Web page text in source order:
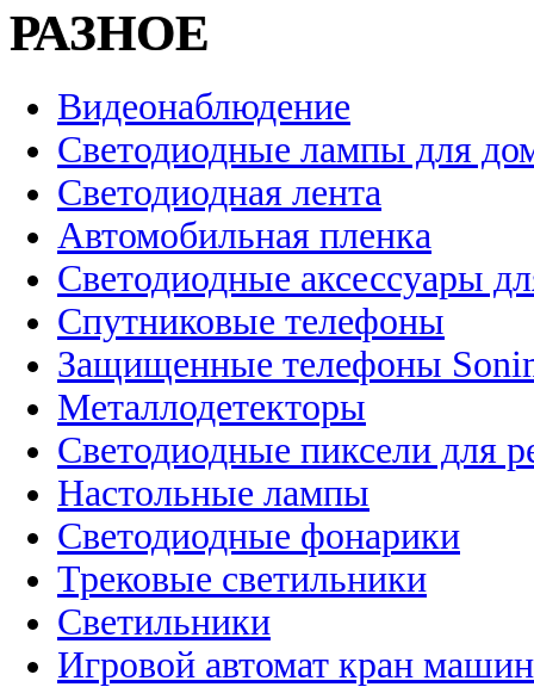
РАЗНОЕ
Видеонаблюдение
Светодиодные лампы для
Светодиодная лента
Автомобильная пленка
Светодиодные аксессуары
Спутниковые телефоны
Защищенные телефоны
Металлодетекторы
Светодиодные пиксели для
Настольные лампы
Светодиодные фонарики
Трековые светильники
Светильники
Игровой автомат кран